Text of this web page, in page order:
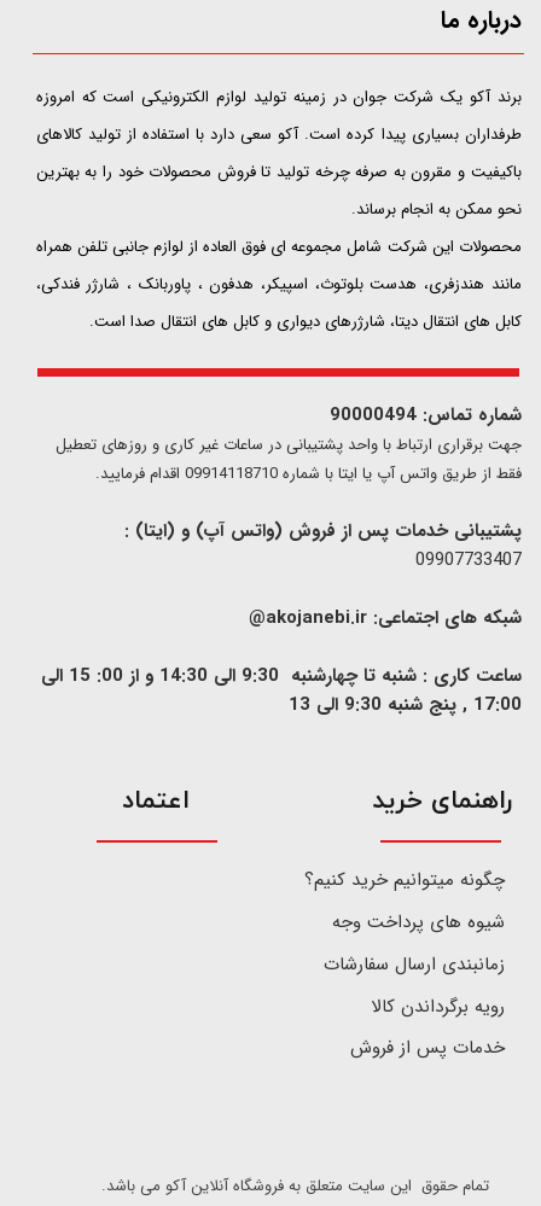
درباره ما
​​​​​​​برند آکو یک شرکت جوان در زمینه تولید لوازم الکترونیکی است که امروزه
طرفداران بسیاری پیدا کرده است. آکو سعی دارد با استفاده از تولید کالاهای
باکیفیت و مقرون به صرفه چرخه تولید تا فروش محصولات خود را به بهترین
نحو ممکن به انجام برساند.
محصولات این شرکت شامل مجموعه ای فوق العاده از لوازم جانبی تلفن همراه
مانند هندزفری، هدست بلوتوث، اسپیکر، هدفون ، پاوربانک ، شارژر فندکی،
کابل های انتقال دیتا، شارژرهای دیواری و کابل های انتقال صدا است.
شماره تماس: 90000494
​​جهت برقراری ارتباط با واحد پشتیبانی در ساعات غیر کاری و روزهای تعطیل
فقط از طریق واتس آپ یا ایتا با شماره 09914118710 اقدام فرمایید.
پشتیبانی خدمات پس از فروش (واتس آپ) و (ایتا) :
09907733407
شبکه های اجتماعی: akojanebi.ir@
ساعت کاری : شنبه تا چهارشنبه 9:30 الی 14:30 و از 00: 15 الی
17:00 , پنج شنبه 9:30 الی 13
​راهنمای خرید
چگونه میتوانیم خرید کنیم؟
شیوه های پرداخت وجه
زمانبندی ارسال سفارشات
رویه برگرداندن کالا
خدمات پس از فروش
تمام حقوق این سایت متعلق به فروشگاه آنلاین آکو می باشد.
اعتماد